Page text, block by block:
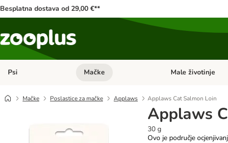
Besplatna dostava od 29,00 €**
Psi Pregled kategorija: Psi
Mačke Pregled kategorija:
Male životinje
Mačke Poslastice za mačke Applaws Applaws Cat Salmon Loin
Applaws
30 g
Ovo je područje